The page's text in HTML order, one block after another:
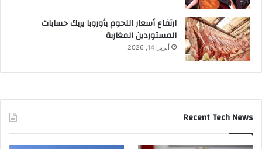
ارتفاع أسعار اللحوم بأوروبا يربك حسابات
المستوردين المغاربة
أبريل 14, 2026
Recent Tech News